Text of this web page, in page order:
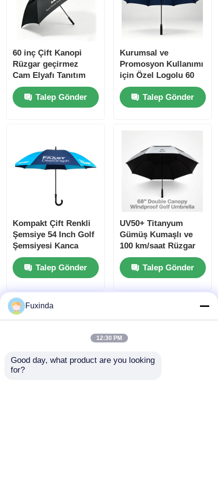
60 inç Çift Kanopi
Rüzgar geçirmez
Cam Elyafı Tanıtım
Golf Şemsiyesi
Talep Gönder
Kurumsal ve
Promosyon Kullanımı
için Özel Logolu 60
İnç Rüzgar Geçirmez
Golf Şemsiyesi
Talep Gönder
Kompakt Çift Renkli
Şemsiye 54 Inch Golf
Şemsiyesi Kanca
Yakalama ile
Talep Gönder
UV50+ Titanyum
Gümüş Kumaşlı ve
100 km/saat Rüzgar
Direncine sahip 68
İnç Çift Gölgelikli
Rüzgar Geçirmez
Golf Şemsiyesi
Talep Gönder
Fuxinda
12:30 PM
Good day, what product are you looking
for?